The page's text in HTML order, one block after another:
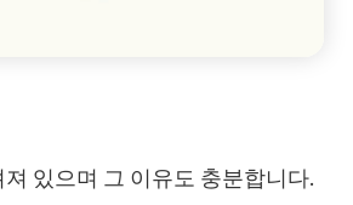
있으며 그 이유도 충분합니다.